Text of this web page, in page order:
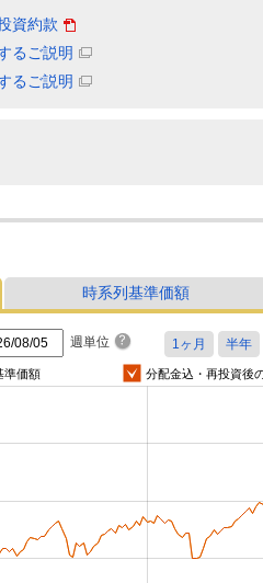
資約款
るご説明
るご説明
時系列基準価額
週単位
準価額 分配金込・再投資後